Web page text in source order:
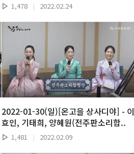
1,478 | 2022.02.24
2022-01-30(일)[온고을 상사디야] - 이
효인, 기태희, 양혜원(전주판소리합..
1,481 | 2022.02.09